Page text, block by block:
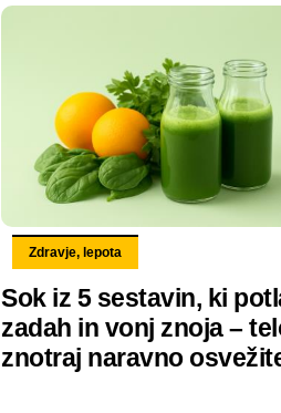
Zdravje, lepota
Sok iz 5 sestavin, ki
zadah in vonj znoja –
znotraj naravno